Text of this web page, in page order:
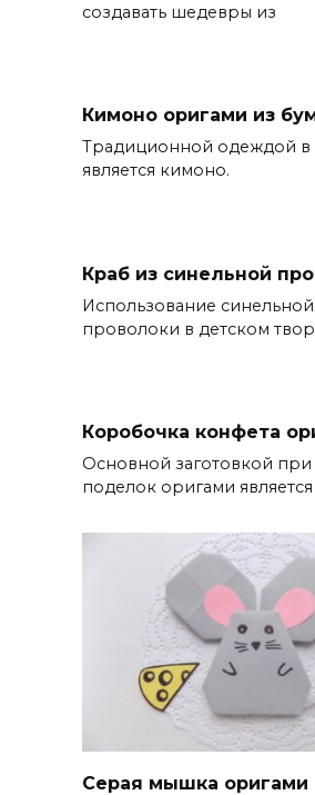
создавать шедевры из
Кимоно оригами из
Традиционной одеждой
является кимоно.
Краб из синельной
Использование синельной
проволоки в детском
Коробочка конфета
Основной заготовкой при
поделок оригами является
Серая мышка оригами